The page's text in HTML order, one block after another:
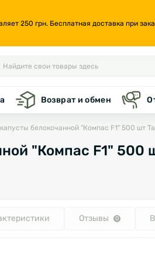
250 грн. Бесплатная доставка при
Возврат и обмен
белокочанной "Компас F1" 500 шт
"Компас F1" 500
Отзывы 0